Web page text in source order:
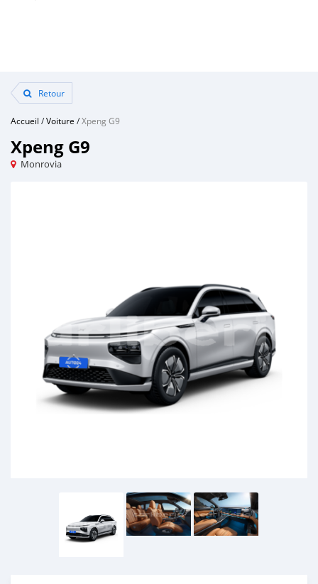
Retour
Accueil /Voiture /Xpeng G9
Xpeng G9
Monrovia